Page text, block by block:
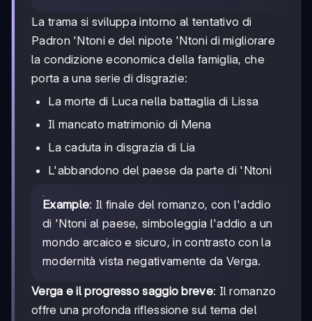
La trama si sviluppa intorno al tentativo di
Padron 'Ntoni e del nipote 'Ntoni di migliorare
la condizione economica della famiglia, che
porta a una serie di disgrazie:
La morte di Luca nella battaglia di Lissa
Il mancato matrimonio di Mena
La caduta in disgrazia di Lia
L'abbandono del paese da parte di 'Ntoni
Example: Il finale del romanzo, con l'addio
di 'Ntoni al paese, simboleggia l'addio a un
mondo arcaico e sicuro, in contrasto con la
modernità vista negativamente da Verga.
Verga e il progresso saggio breve: Il romanzo
offre una profonda riflessione sul tema del